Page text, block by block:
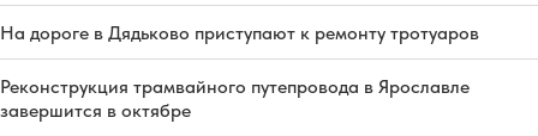
На дороге в Дядьково приступают к ремонту тротуаров
Реконструкция трамвайного путепровода в Ярославле
завершится в октябре